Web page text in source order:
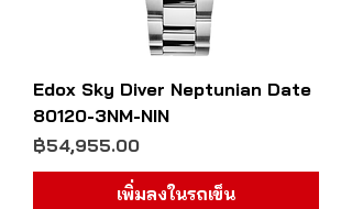
Edox Sky Diver Neptunian Date
80120-3NM-NIN
ราคา
฿54,955.00
เพิ่มลงในรถเข็น